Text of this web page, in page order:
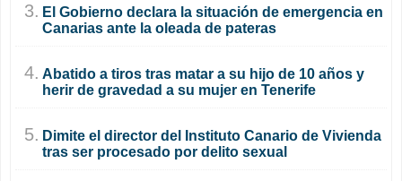
3. El Gobierno declara la situación de emergencia en
Canarias ante la oleada de pateras
4. Abatido a tiros tras matar a su hijo de 10 años y
herir de gravedad a su mujer en Tenerife
5. Dimite el director del Instituto Canario de Vivienda
tras ser procesado por delito sexual